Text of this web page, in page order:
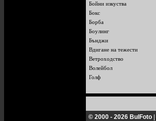
Бойни изкуства
Бокс
Борба
Боулинг
Бънджи
Вдигане на тежести
Ветроходство
Волейбол
Голф
© 2000 - 2026 BulFoto